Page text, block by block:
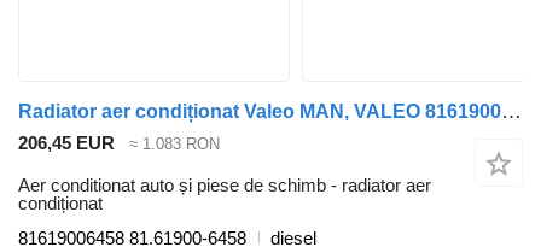
Radiator aer condiționat Valeo MAN, VALEO 81619006458 pentru cap tractor MAN TGS,TGX NTG (2020-)
206,45 EUR ≈ 1.083 RON
Aer conditionat auto și piese de schimb - radiator aer
condiționat
81619006458 81.61900-6458
diesel